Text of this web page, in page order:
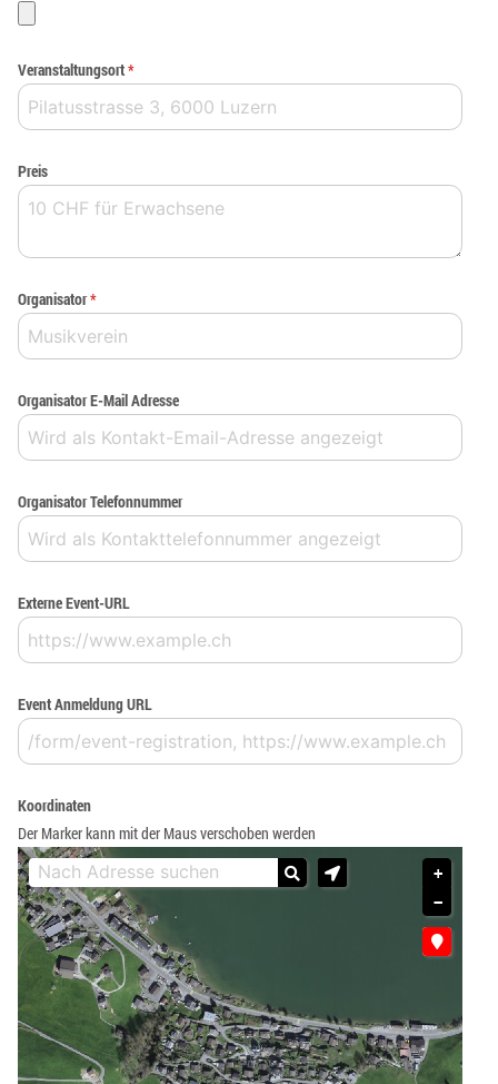
Veranstaltungsort*
Preis
Organisator*
Organisator E-Mail Adresse
Organisator Telefonnummer
Externe Event-URL
Event Anmeldung URL
Koordinaten
Der Marker kann mit der Maus verschoben werden
+
−